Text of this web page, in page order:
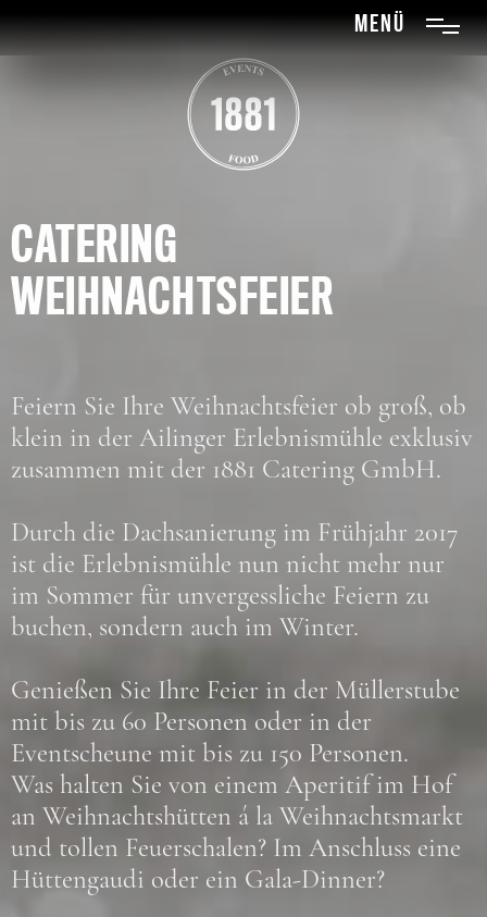
menü
CATERING
WEIHNACHTSFEIER
Feiern Sie Ihre Weihnachtsfeier ob groß, ob
klein in der Ailinger Erlebnismühle exklusiv
zusammen mit der 1881 Catering GmbH.
Durch die Dachsanierung im Frühjahr 2017
ist die Erlebnismühle nun nicht mehr nur
im Sommer für unvergessliche Feiern zu
buchen, sondern auch im Winter.
Genießen Sie Ihre Feier in der Müllerstube
mit bis zu 60 Personen oder in der
Eventscheune mit bis zu 150 Personen.
Was halten Sie von einem Aperitif im Hof
an Weihnachtshütten á la Weihnachtsmarkt
und tollen Feuerschalen? Im Anschluss eine
Hüttengaudi oder ein Gala-Dinner?